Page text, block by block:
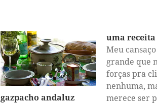
gazpacho andaluz
uma
Meu
grande que
forças pra
nenhuma,
merece ser